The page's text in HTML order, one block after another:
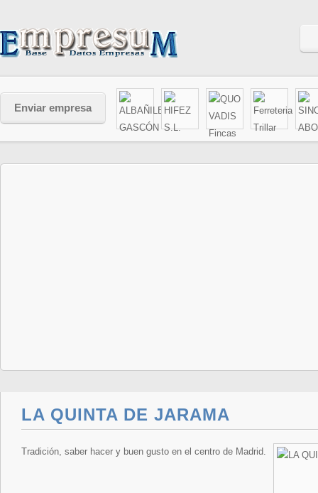
Enviar empresa
LA QUINTA DE JARAMA
Tradición, saber hacer y buen gusto en el centro de Madrid.